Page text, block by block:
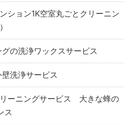
ション1K空室丸ごとクリーニン
の洗浄ワックスサービス
洗浄サービス
ーニングサービス 大きな蜂の
ス